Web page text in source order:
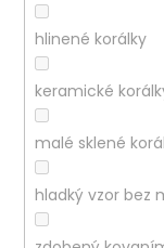
hlinené korálky
keramické
malé sklené
hladký vzor bez